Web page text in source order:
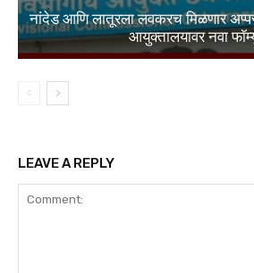
नांदेड आणि लातूरला लवकरच मिळणार
आयुक्तालयावर नवा
LEAVE A REPLY